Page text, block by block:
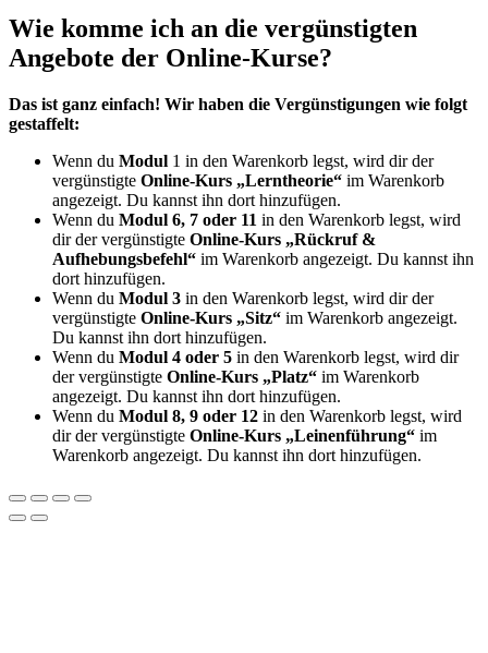
Wie komme ich an die vergünstigten
Angebote der Online-Kurse?
Das ist ganz einfach! Wir haben die Vergünstigungen wie folgt
gestaffelt:
Wenn du Modul 1 in den Warenkorb legst, wird dir der
vergünstigte Online-Kurs „Lerntheorie“ im Warenkorb
angezeigt. Du kannst ihn dort hinzufügen.
Wenn du Modul 6, 7 oder 11 in den Warenkorb legst, wird
dir der vergünstigte Online-Kurs „Rückruf &
Aufhebungsbefehl“ im Warenkorb angezeigt. Du kannst ihn
dort hinzufügen.
Wenn du Modul 3 in den Warenkorb legst, wird dir der
vergünstigte Online-Kurs „Sitz“ im Warenkorb angezeigt.
Du kannst ihn dort hinzufügen.
Wenn du Modul 4 oder 5 in den Warenkorb legst, wird dir
der vergünstigte Online-Kurs „Platz“ im Warenkorb
angezeigt. Du kannst ihn dort hinzufügen.
Wenn du Modul 8, 9 oder 12 in den Warenkorb legst, wird
dir der vergünstigte Online-Kurs „Leinenführung“ im
Warenkorb angezeigt. Du kannst ihn dort hinzufügen.